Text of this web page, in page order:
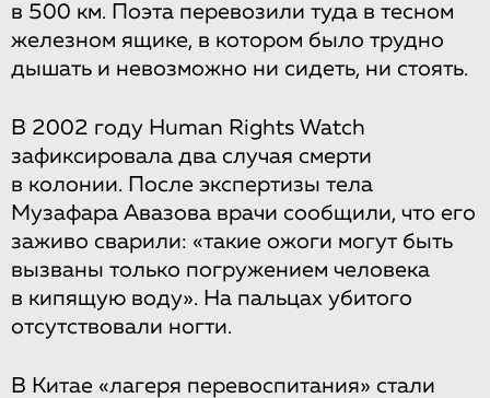
в 500 км. Поэта перевозили туда в тесном
железном ящике, в котором было трудно
дышать и невозможно ни сидеть, ни стоять.
В 2002 году Human Rights Watch
зафиксировала два случая смерти
в колонии. После экспертизы тела
Музафара Авазова врачи сообщили, что его
заживо сварили: «такие ожоги могут быть
вызваны только погружением человека
в кипящую воду». На пальцах убитого
отсутствовали ногти.
В Китае «лагеря перевоспитания» стали